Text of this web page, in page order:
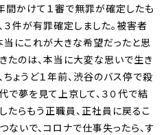
年間かけて１審で無罪が確定したも
３件が有罪確定しました。被害者
にこれが大きな希望だったと思
たのは、本当に大変な思いで生き
ちょうど１年前、渋谷のバス停で殺
で夢を見て上京して、３０代で結
たらもう正職員、正社員に戻るこ
ないで、コロナで仕事失ったら、す